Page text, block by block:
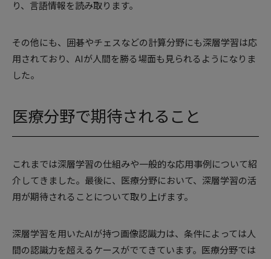
り、言語情報を読み取ります。
その他にも、囲碁やチェスなどの計算分野にも深層学習は応
用されており、AIが人間を勝る場面も見られるようになりま
した。
医療分野で期待されること
これまでは深層学習の仕組みや一般的な応用事例について紹
介してきました。最後に、医療分野において、深層学習の活
用が期待されることについて取り上げます。
深層学習を用いたAIが持つ画像認識力は、条件によっては人
間の認識力を超えるケースがでてきています。医療分野では